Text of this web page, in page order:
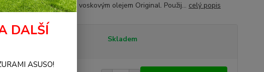
bezbarvým Tvrdým voskovým olejem Original. Použij... celý popis
Skladem
DALŠÍ
ASUSO!